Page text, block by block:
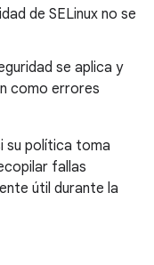
de SELinux no se
se aplica y
como errores
su política toma
fallas
útil durante la